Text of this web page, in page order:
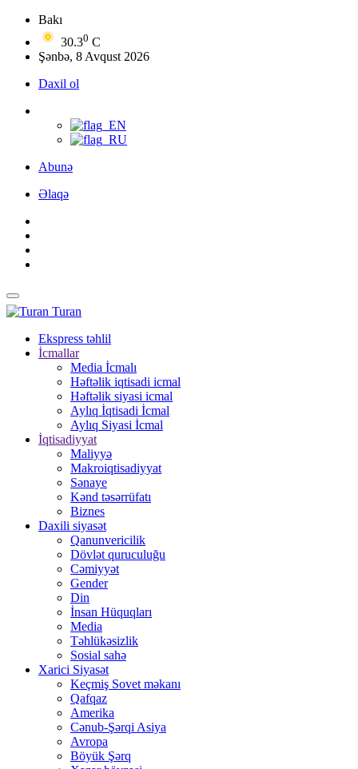
Bakı
30.30 C
Şənbə, 8 Avqust 2026
Daxil ol
Abunə
Əlaqə
Turan
Ekspress təhlil
İcmallar
Media İcmalı
Həftəlik iqtisadi icmal
Həftəlik siyasi icmal
Aylıq İqtisadi İcmal
Aylıq Siyasi İcmal
İqtisadiyyat
Maliyyə
Makroiqtisadiyyat
Sənaye
Kənd təsərrüfatı
Biznes
Daxili siyasət
Qanunvericilik
Dövlət quruculuğu
Cəmiyyət
Gender
Din
İnsan Hüquqları
Media
Təhlükəsizlik
Sosial sahə
Xarici Siyasət
Keçmiş Sovet məkanı
Qafqaz
Amerika
Cənub-Şərqi Asiya
Avropa
Böyük Şərq